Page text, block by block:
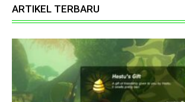
ARTIKEL TERBARU